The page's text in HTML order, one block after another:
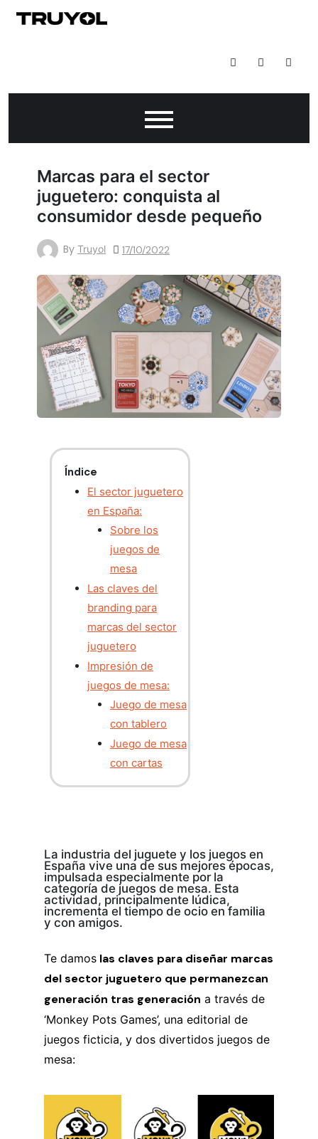
Marcas para el sector
juguetero: conquista al
consumidor desde pequeño
By Truyol 17/10/2022
Índice
El sector juguetero
en España:
Sobre los
juegos de
mesa
Las claves del
branding para
marcas del sector
juguetero
Impresión de
juegos de mesa:
Juego de mesa
con tablero
Juego de mesa
con cartas
La industria del juguete y los juegos en
España vive una de sus mejores épocas,
impulsada especialmente por la
categoría de juegos de mesa. Esta
actividad, principalmente lúdica,
incrementa el tiempo de ocio en familia
y con amigos.
Te damos las claves para diseñar marcas
del sector juguetero que permanezcan
generación tras generación a través de
‘Monkey Pots Games’, una editorial de
juegos ficticia, y dos divertidos juegos de
mesa: